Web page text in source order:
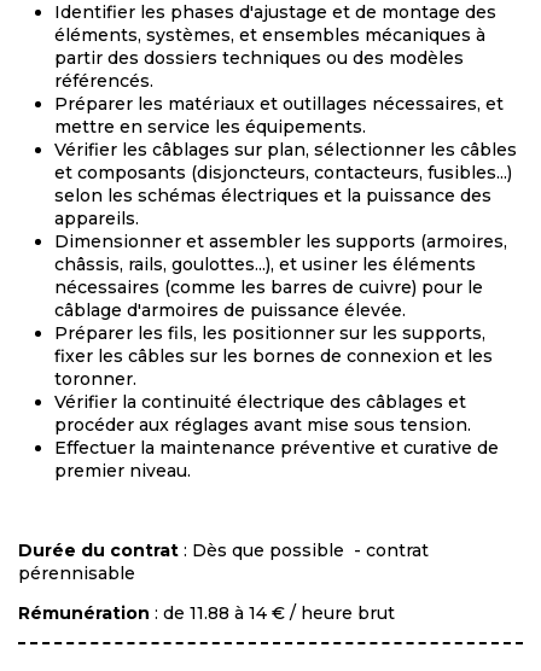
Identifier les phases d'ajustage et de montage des
éléments, systèmes, et ensembles mécaniques à
partir des dossiers techniques ou des modèles
référencés.
Préparer les matériaux et outillages nécessaires, et
mettre en service les équipements.
Vérifier les câblages sur plan, sélectionner les câbles
et composants (disjoncteurs, contacteurs, fusibles...)
selon les schémas électriques et la puissance des
appareils.
Dimensionner et assembler les supports (armoires,
châssis, rails, goulottes...), et usiner les éléments
nécessaires (comme les barres de cuivre) pour le
câblage d'armoires de puissance élevée.
Préparer les fils, les positionner sur les supports,
fixer les câbles sur les bornes de connexion et les
toronner.
Vérifier la continuité électrique des câblages et
procéder aux réglages avant mise sous tension.
Effectuer la maintenance préventive et curative de
premier niveau.
Durée du contrat : Dès que possible - contrat
pérennisable
Rémunération : de 11.88 à 14 € / heure brut